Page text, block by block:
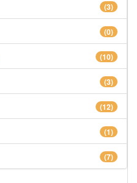
(3)
(0)
(10)
(3)
(12)
(1)
(7)